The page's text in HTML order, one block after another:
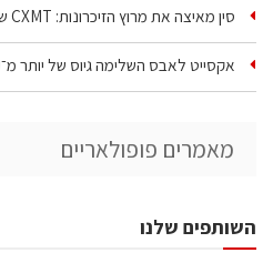
סין מאיצה את מרוץ הזיכרונות: CXMT שוקלת להקים מפעל…
אקסייט לאבס השלימה גיוס של יותר מ־300 מיליון דולר…
מאמרים פופולאריים
השותפים שלנו